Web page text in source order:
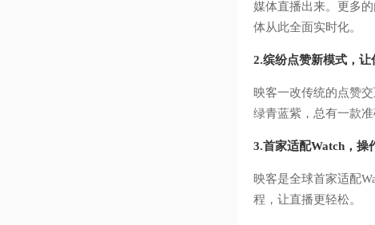
媒体直播出来。更多
体从此全面实时化。
2.缤纷点赞新模式，让
映客一改传统的点赞
绿青蓝紫，总有一款准
3.首家适配Watch，操
映客是全球首家适配
程，让直播更轻松。